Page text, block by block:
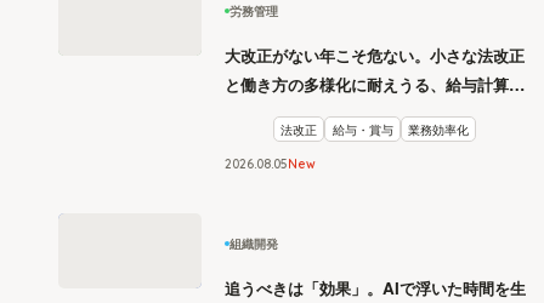
労務管理
大改正がない年こそ危ない。小さな法改正
と働き方の多様化に耐えうる、給与計算と
リスク管理
法改正 給与・賞与 業務効率化
2026.08 05New
組織開発
追うべきは「効果」。AIで浮いた時間を生